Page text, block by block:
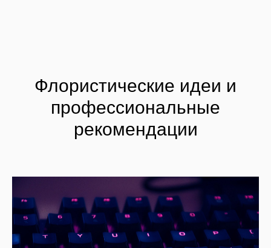
Флористические идеи и
профессиональные
рекомендации